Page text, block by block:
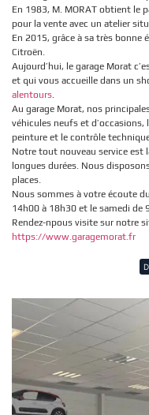
En 1983, M. MORAT obtient le
pour la vente avec un atelier
En 2015, grâce à sa très
Citroën.
Aujourd’hui, le garage Morat
et qui vous accueille dans un
alentours.
Au garage Morat, nos
véhicules neufs et d’occasions,
peinture et le contrôle
Notre tout nouveau service est
longues durées. Nous
places.
Nous sommes à votre écoute
14h00 à 18h30 et le samedi de
Rendez-npous visite sur notre
https://www.garagemorat.fr